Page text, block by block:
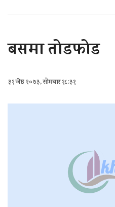
बसमा तोडफोड
३१ जेष्ठ २०७३, सोमबार १८:३१